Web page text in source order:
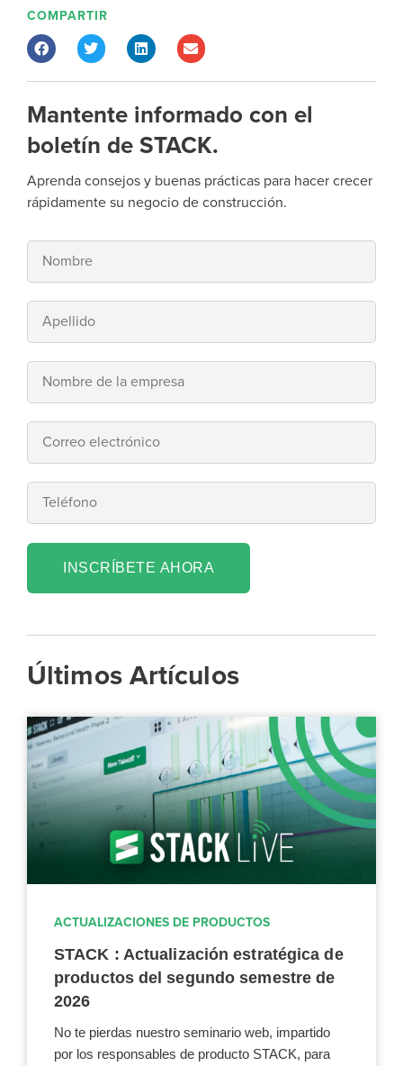
COMPARTIR
Mantente informado con el
boletín de STACK.
Aprenda consejos y buenas prácticas para hacer crecer
rápidamente su negocio de construcción.
INSCRÍBETE AHORA
Últimos Artículos
ACTUALIZACIONES DE PRODUCTOS
STACK : Actualización estratégica de
productos del segundo semestre de
2026
No te pierdas nuestro seminario web, impartido
por los responsables de producto STACK, para